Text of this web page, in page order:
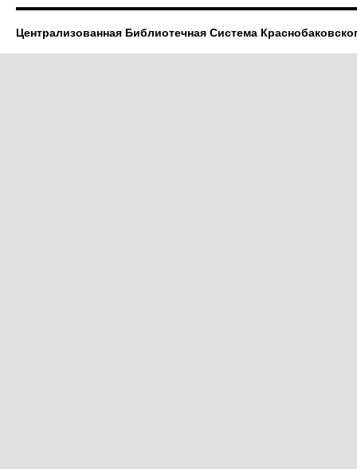
Централизованная Библиотечная Система